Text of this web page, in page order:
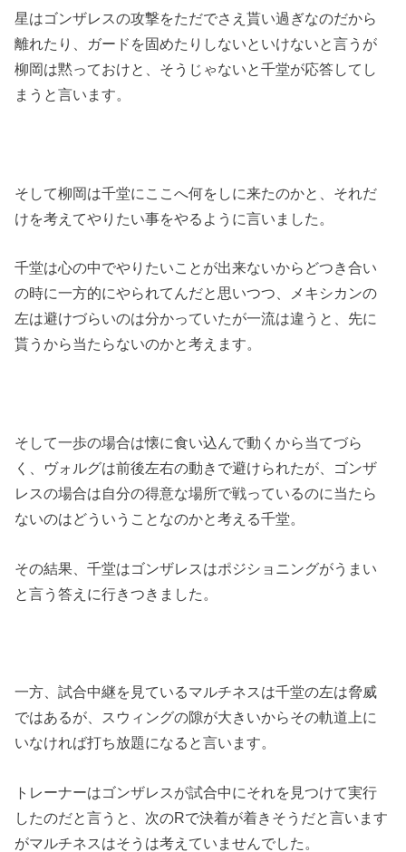
星はゴンザレスの攻撃をただでさえ貰い過ぎなのだから
離れたり、ガードを固めたりしないといけないと言うが
柳岡は黙っておけと、そうじゃないと千堂が応答してし
まうと言います。
そして柳岡は千堂にここへ何をしに来たのかと、それだ
けを考えてやりたい事をやるように言いました。
千堂は心の中でやりたいことが出来ないからどつき合い
の時に一方的にやられてんだと思いつつ、メキシカンの
左は避けづらいのは分かっていたが一流は違うと、先に
貰うから当たらないのかと考えます。
そして一歩の場合は懐に食い込んで動くから当てづら
く、ヴォルグは前後左右の動きで避けられたが、ゴンザ
レスの場合は自分の得意な場所で戦っているのに当たら
ないのはどういうことなのかと考える千堂。
その結果、千堂はゴンザレスはポジショニングがうまい
と言う答えに行きつきました。
一方、試合中継を見ているマルチネスは千堂の左は脅威
ではあるが、スウィングの隙が大きいからその軌道上に
いなければ打ち放題になると言います。
トレーナーはゴンザレスが試合中にそれを見つけて実行
したのだと言うと、次のRで決着が着きそうだと言います
がマルチネスはそうは考えていませんでした。